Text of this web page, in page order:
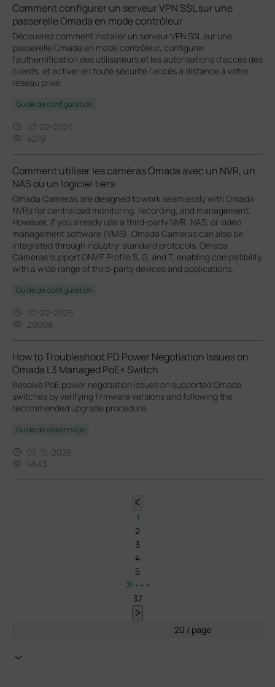
Comment configurer un serveur VPN SSL sur une
passerelle Omada en mode contrôleur
Découvrez comment installer un serveur VPN SSL sur une
passerelle Omada en mode contrôleur, configurer
l'authentification des utilisateurs et les autorisations d'accès des
clients, et activer en toute sécurité l'accès à distance à votre
réseau privé.
Guide de configuration
07-22-2026
4219
Comment utiliser les caméras Omada avec un NVR, un
NAS ou un logiciel tiers
Omada Cameras are designed to work seamlessly with Omada
NVRs for centralized monitoring, recording, and management.
However, if you already use a third-party NVR, NAS, or video
management software (VMS), Omada Cameras can also be
integrated through industry-standard protocols. Omada
Cameras support ONVIF Profile S, G, and T, enabling compatibility
with a wide range of third-party devices and applications.
Guide de configuration
07-22-2026
29098
How to Troubleshoot PD Power Negotiation Issues on
Omada L3 Managed PoE+ Switch
Resolve PoE power negotiation issues on supported Omada
switches by verifying firmware versions and following the
recommended upgrade procedure.
Guide de dépannage
07-15-2026
4643
1
2
3
4
5
•••
37
20 / page